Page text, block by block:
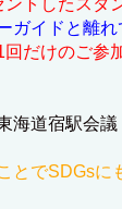
トしたスタ
ガイドと離れ
だけのご参
海道宿駅会議
とでSDGsに